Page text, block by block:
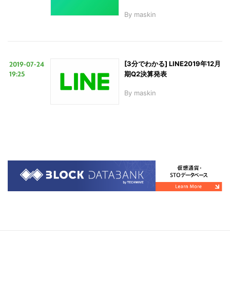
By maskin
2019-07-24
19:25
[3分でわかる] LINE2019年12月
期Q2決算発表
By maskin